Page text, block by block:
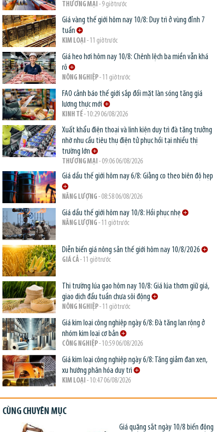
THƯƠNG MẠI - 9 giờ trước
Giá vàng thế giới hôm nay 10/8: Duy trì ở vùng đỉnh 7
tuần
KIM LOẠI - 11 giờ trước
Giá heo hơi hôm nay 10/8: Chênh lệch ba miền vẫn khá
rõ
NÔNG NGHIỆP- 11 giờ trước
FAO cảnh báo thế giới sắp đối mặt làn sóng tăng giá
lương thực mới
KINH TẾ- 10:29 06/08/2026
Xuất khẩu điện thoại và linh kiện duy trì đà tăng trưởng
nhờ nhu cầu tiêu thụ điện tử phục hồi tại nhiều thị
trường lớn
THƯƠNG MẠI - 09:06 06/08/2026
Giá dầu thế giới hôm nay 6/8: Giằng co theo biên độ hẹp
NĂNG LƯỢNG - 08:58 06/08/2026
Giá dầu thế giới hôm nay 10/8: Hồi phục nhẹ
NĂNG LƯỢNG - 11 giờ trước
Diễn biến giá nông sản thế giới hôm nay 10/8/2026
GIÁ CẢ- 11 giờ trước
Thị trường lúa gạo hôm nay 10/8: Giá lúa thơm giữ giá,
giao dịch đầu tuần chưa sôi động
NÔNG NGHIỆP- 11 giờ trước
Giá kim loại công nghiệp ngày 6/8: Đà tăng lan rộng ở
nhóm kim loại cơ bản
CÔNG NGHIỆP- 10:59 06/08/2026
Giá kim loại công nghiệp ngày 6/8: Tăng giảm đan xen,
xu hướng phân hóa duy trì
KIM LOẠI - 10:47 06/08/2026
CÙNG CHUYÊN MỤC
Giá quặng sắt ngày 10/8 biến động